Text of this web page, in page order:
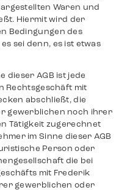
Waren und
Hiermit wird der
Bedingungen des
sei denn, es ist etwas
dieser AGB ist jede
Rechtsgeschäft mit
abschließt, die
gewerblichen noch ihrer
Tätigkeit zugerechnet
im Sinne dieser AGB
Person oder
die bei
mit Frederik
gewerblichen oder